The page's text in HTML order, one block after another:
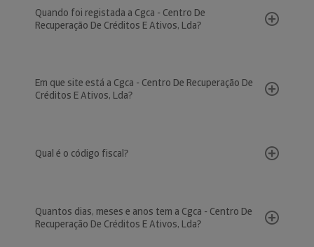
Quando foi registada a Cgca - Centro De
Recuperação De Créditos E Ativos, Lda?
Em que site está a Cgca - Centro De Recuperação De
Créditos E Ativos, Lda?
Qual é o código fiscal?
Quantos dias, meses e anos tem a Cgca - Centro De
Recuperação De Créditos E Ativos, Lda?